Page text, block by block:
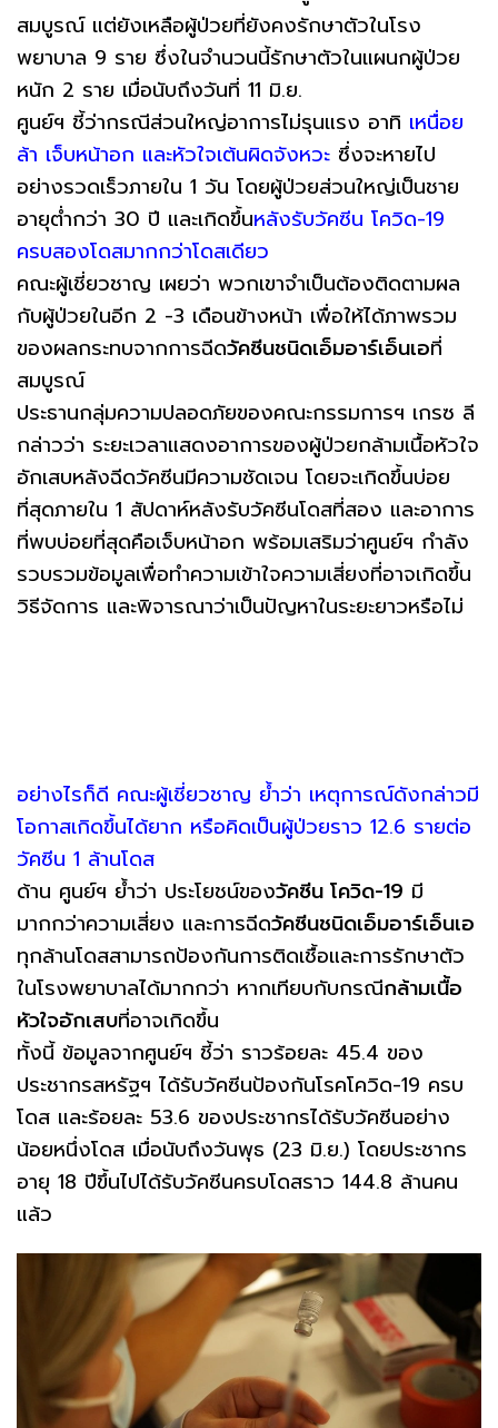
สมบูรณ์ แต่ยังเหลือผู้ป่วยที่ยังคงรักษาตัวในโรง
พยาบาล 9 ราย ซึ่งในจำนวนนี้รักษาตัวในแผนกผู้ป่วย
หนัก 2 ราย เมื่อนับถึงวันที่ 11 มิ.ย.
ศูนย์ฯ ชี้ว่ากรณีส่วนใหญ่อาการไม่รุนแรง อาทิ เหนื่อย
ล้า เจ็บหน้าอก และหัวใจเต้นผิดจังหวะ ซึ่งจะหายไป
อย่างรวดเร็วภายใน 1 วัน โดยผู้ป่วยส่วนใหญ่เป็นชาย
อายุต่ำกว่า 30 ปี และเกิดขึ้นหลังรับวัคซีน โควิด-19
ครบสองโดสมากกว่าโดสเดียว
คณะผู้เชี่ยวชาญ เผยว่า พวกเขาจำเป็นต้องติดตามผล
กับผู้ป่วยในอีก 2 -3 เดือนข้างหน้า เพื่อให้ได้ภาพรวม
ของผลกระทบจากการฉีดวัคซีนชนิดเอ็มอาร์เอ็นเอที่
สมบูรณ์
ประธานกลุ่มความปลอดภัยของคณะกรรมการฯ เกรซ ลี
กล่าวว่า ระยะเวลาแสดงอาการของผู้ป่วยกล้ามเนื้อหัวใจ
อักเสบหลังฉีดวัคซีนมีความชัดเจน โดยจะเกิดขึ้นบ่อย
ที่สุดภายใน 1 สัปดาห์หลังรับวัคซีนโดสที่สอง และอาการ
ที่พบบ่อยที่สุดคือเจ็บหน้าอก พร้อมเสริมว่าศูนย์ฯ กำลัง
รวบรวมข้อมูลเพื่อทำความเข้าใจความเสี่ยงที่อาจเกิดขึ้น
วิธีจัดการ และพิจารณาว่าเป็นปัญหาในระยะยาวหรือไม่
อย่างไรก็ดี คณะผู้เชี่ยวชาญ ย้ำว่า เหตุการณ์ดังกล่าวมี
โอกาสเกิดขึ้นได้ยาก หรือคิดเป็นผู้ป่วยราว 12.6 รายต่อ
วัคซีน 1 ล้านโดส
ด้าน ศูนย์ฯ ย้ำว่า ประโยชน์ของวัคซีน โควิด-19 มี
มากกว่าความเสี่ยง และการฉีดวัคซีนชนิดเอ็มอาร์เอ็นเอ
ทุกล้านโดสสามารถป้องกันการติดเชื้อและการรักษาตัว
ในโรงพยาบาลได้มากกว่า หากเทียบกับกรณีกล้ามเนื้อ
หัวใจอักเสบที่อาจเกิดขึ้น
ทั้งนี้ ข้อมูลจากศูนย์ฯ ชี้ว่า ราวร้อยละ 45.4 ของ
ประชากรสหรัฐฯ ได้รับวัคซีนป้องกันโรคโควิด-19 ครบ
โดส และร้อยละ 53.6 ของประชากรได้รับวัคซีนอย่าง
น้อยหนึ่งโดส เมื่อนับถึงวันพุธ (23 มิ.ย.) โดยประชากร
อายุ 18 ปีขึ้นไปได้รับวัคซีนครบโดสราว 144.8 ล้านคน
แล้ว